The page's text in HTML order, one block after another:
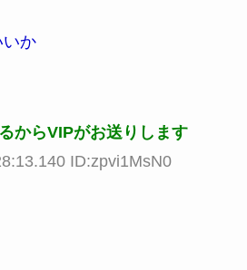
いか
からVIPがお送りします
ID:zpvi1MsN0